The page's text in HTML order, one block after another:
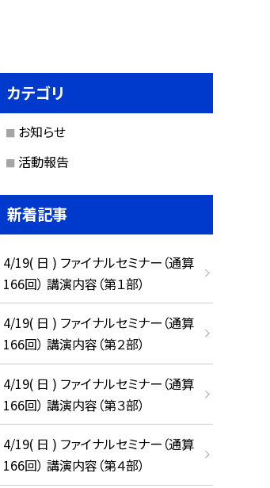
カテゴリ
お知らせ
活動報告
新着記事
4/19( 日 ) ファイナルセミナー（通算
166回） 講演内容（第１部）
4/19( 日 ) ファイナルセミナー（通算
166回） 講演内容（第２部）
4/19( 日 ) ファイナルセミナー（通算
166回） 講演内容（第３部）
4/19( 日 ) ファイナルセミナー（通算
166回） 講演内容（第４部）